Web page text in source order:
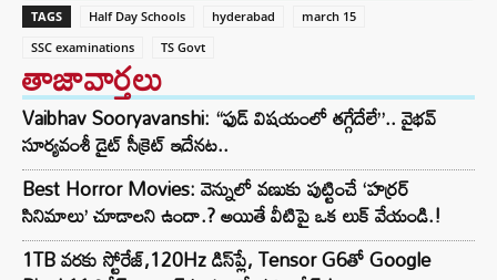
TAGS Half Day Schools hyderabad
march 15
SSC examinations
TS Govt
తాజావార్తలు
Vaibhav Sooryavanshi: “ఫుడ్ విషయంలో తగ్గేదేలే”.. వైభవ్
సూర్యవంశీ డైట్ సీక్రెట్ ఇదేనట..
Best Horror Movies: వెన్నులో వణుకు పుట్టించే ‘హర్రర్
సినిమాలు’ చూడాలని ఉందా.? అయితే వీటిపై ఒక లుక్ వేయండి.!
1TB వరకు స్టోరేజ్,120Hz డిస్‌ప్లే, Tensor G6తో Google